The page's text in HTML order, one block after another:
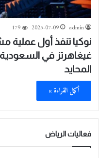
admin
2025-07-09
179
غيغاهرتز في
المحايد
أكمل القراءة »
فعاليات الرياض